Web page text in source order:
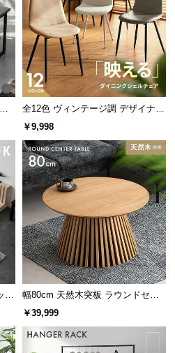
全12色 ヴィンテージ調 デザイナー
ズシェルチェア
￥9,998
ト
幅80cm 天然木突板 ラウンドセン
ターテーブル 美しい格子デザイン
￥39,999